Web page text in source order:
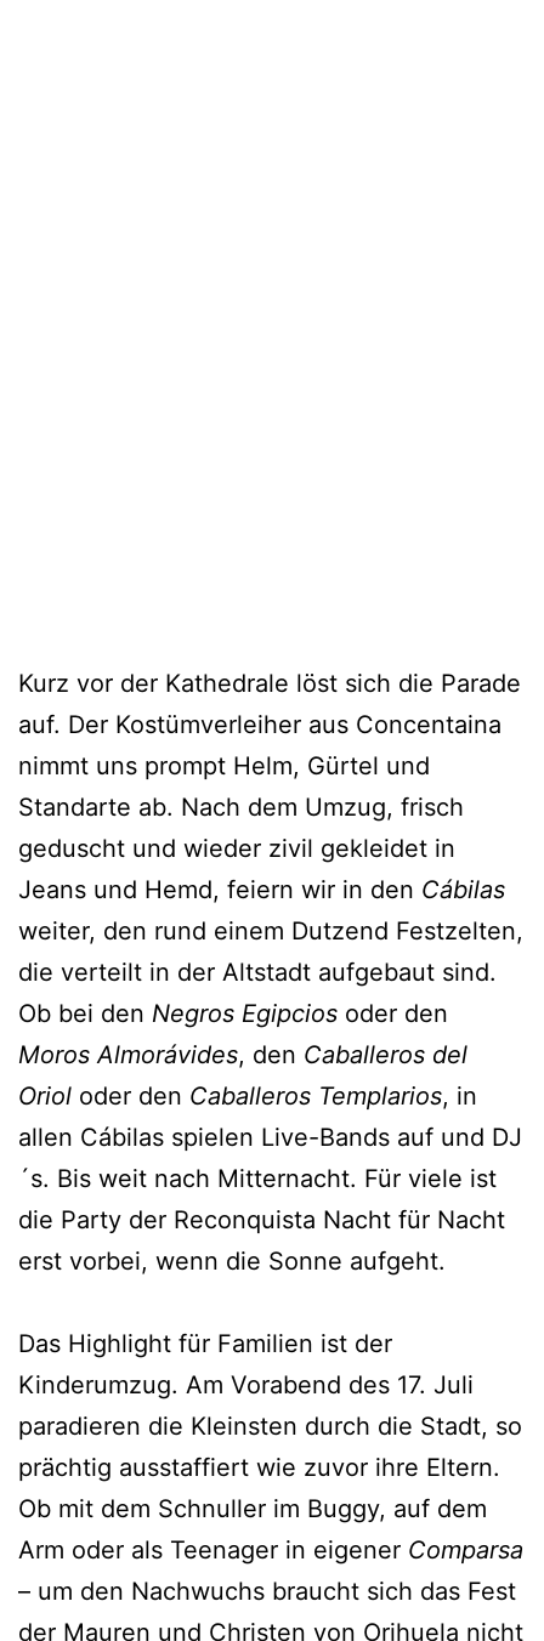
Kurz vor der Kathedrale löst sich die Parade
auf. Der Kostümverleiher aus Concentaina
nimmt uns prompt Helm, Gürtel und
Standarte ab. Nach dem Umzug, frisch
geduscht und wieder zivil gekleidet in
Jeans und Hemd, feiern wir in den Cábilas
weiter, den rund einem Dutzend Festzelten,
die verteilt in der Altstadt aufgebaut sind.
Ob bei den Negros Egipcios oder den
Moros Almorávides, den Caballeros del
Oriol oder den Caballeros Templarios, in
allen Cábilas spielen Live-Bands auf und DJ
´s. Bis weit nach Mitternacht. Für viele ist
die Party der Reconquista Nacht für Nacht
erst vorbei, wenn die Sonne aufgeht.
Das Highlight für Familien ist der
Kinderumzug. Am Vorabend des 17. Juli
paradieren die Kleinsten durch die Stadt, so
prächtig ausstaffiert wie zuvor ihre Eltern.
Ob mit dem Schnuller im Buggy, auf dem
Arm oder als Teenager in eigener Comparsa
– um den Nachwuchs braucht sich das Fest
der Mauren und Christen von Orihuela nicht